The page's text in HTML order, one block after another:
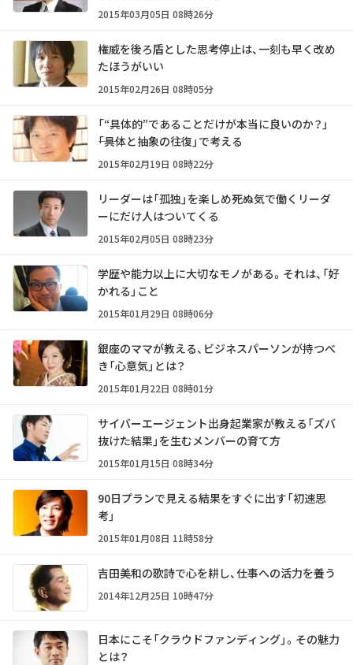
2015年03月05日 08時26分
権威を後ろ盾とした思考停止は、一刻も早く改め
たほうがいい
2015年02月26日 08時05分
「“具体的”であることだけが本当に良いのか？」
――「具体と抽象の往復」で考える
2015年02月19日 08時22分
リーダーは「孤独」を楽しめ――死ぬ気で働くリーダ
ーにだけ人はついてくる
2015年02月05日 08時23分
学歴や能力以上に大切なモノがある。それは、「好
かれる」こと
2015年01月29日 08時06分
銀座のママが教える、ビジネスパーソンが持つべ
き「心意気」とは？
2015年01月22日 08時01分
サイバーエージェント出身起業家が教える「ズバ
抜けた結果」を生むメンバーの育て方
2015年01月15日 08時34分
90日プランで見える結果をすぐに出す「初速思
考」
2015年01月08日 11時58分
吉田美和の歌詩で心を耕し、仕事への活力を養う
2014年12月25日 10時47分
日本にこそ「クラウドファンディング」。その魅力
とは？